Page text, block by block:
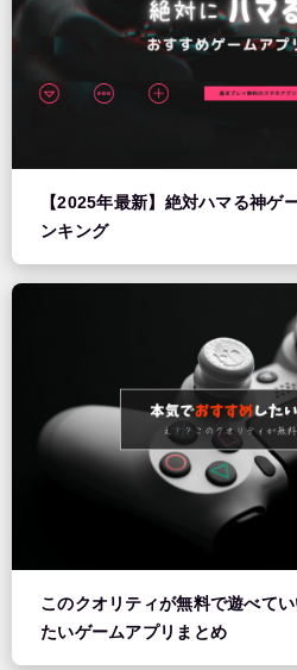
【2025年最新】絶対ハマる神ゲ
ンキング
このクオリティが無料で遊べて
たいゲームアプリまとめ